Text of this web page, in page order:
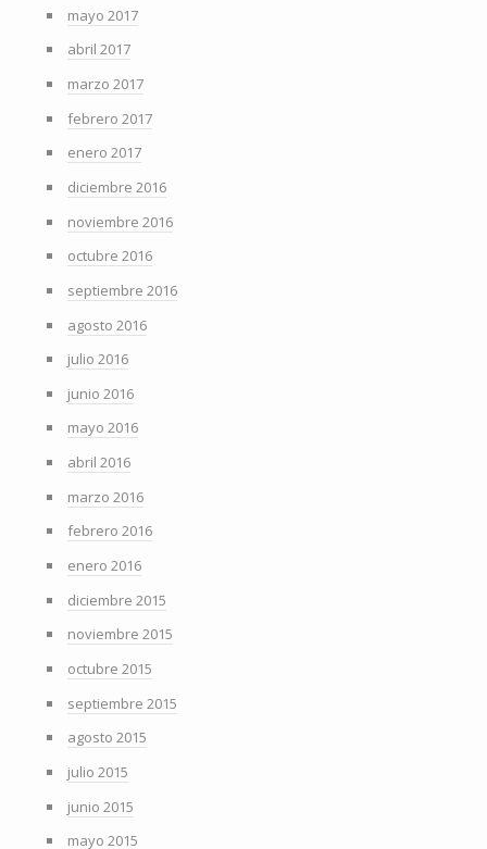
mayo 2017
abril 2017
marzo 2017
febrero 2017
enero 2017
diciembre 2016
noviembre 2016
octubre 2016
septiembre 2016
agosto 2016
julio 2016
junio 2016
mayo 2016
abril 2016
marzo 2016
febrero 2016
enero 2016
diciembre 2015
noviembre 2015
octubre 2015
septiembre 2015
agosto 2015
julio 2015
junio 2015
mayo 2015